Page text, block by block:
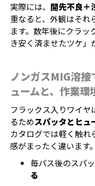
実際には、 開先不良＋
重なると、外観はそれ
ます。数年後にクラッ
き安く済ませたツケ」
ノンガスMIG溶接
ュームと、作業
フラックス入りワイ
るためスパッタとヒュ
カタログでは軽く触
感がまったく違います。
毎パス後のスパ
る